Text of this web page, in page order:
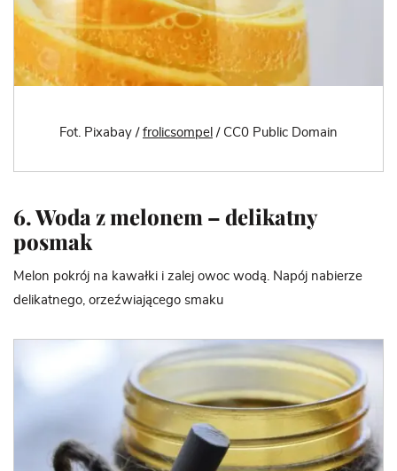
Fot. Pixabay / frolicsompel / CC0 Public Domain
6. Woda z melonem – delikatny
posmak
Melon pokrój na kawałki i zalej owoc wodą. Napój nabierze
delikatnego, orzeźwiającego smaku